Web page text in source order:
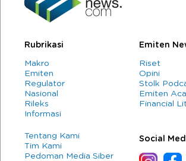
Rubrikasi
Makro
Emiten
Regulator
Nasional
Rileks
Informasi
Emiten
Riset
Opini
Stolk
Emiten
Financial
Tentang Kami
Tim Kami
Pedoman Media Siber
Social